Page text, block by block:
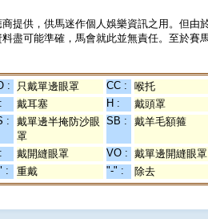
提供，供馬迷作個人娛樂資訊之用。但
盡可能準確，馬會就此並無責任。至於賽
: 只戴單邊眼罩 CC :
喉托
戴耳塞 H :
戴頭罩
:
戴單邊半掩防沙眼
罩
SB : 戴羊毛額箍
戴開縫眼罩 VO : 戴單邊開縫眼罩
: 重戴 "-" : 除去